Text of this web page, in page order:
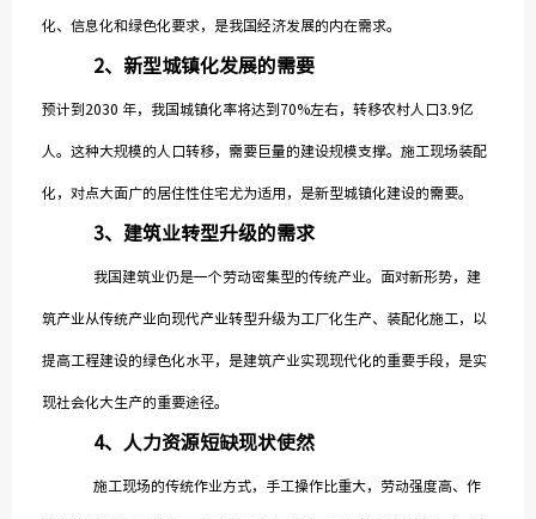
化、信息化和绿色化要求，是我国经济发展的内在需求。
2、 新型城镇化发展的需要
预计到2030 年，我国城镇化率将达到70%左右，转移农村人口3.9亿
人。这种大规模的人口转移，需要巨量的建设规模支撑。施工现场装配
化，对点大面广的居住性住宅尤为适用，是新型城镇化建设的需要。
3、建筑业转型升级的需求
我国建筑业仍是一个劳动密集型的传统产业。面对新形势，建
筑产业从传统产业向现代产业转型升级为工厂化生产、装配化施工，以
提高工程建设的绿色化水平，是建筑产业实现现代化的重要手段，是实
现社会化大生产的重要途径。
4、人力资源短缺现状使然
施工现场的传统作业方式，手工操作比重大，劳动强度高、作